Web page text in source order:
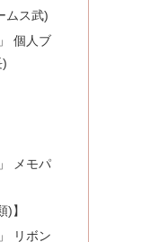
ムス武)
個人ブ
)
メモパ
)】
リボン